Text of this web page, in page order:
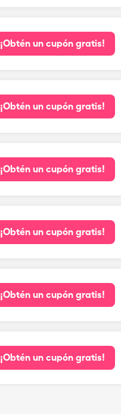
¡Obtén un cupón gratis!
¡Obtén un cupón gratis!
¡Obtén un cupón gratis!
¡Obtén un cupón gratis!
¡Obtén un cupón gratis!
¡Obtén un cupón gratis!